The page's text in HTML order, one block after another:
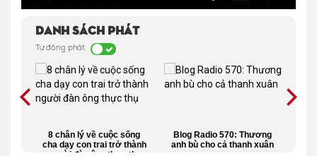
Danh sách phát
Tự động phát
8 chân lý về cuộc sống
cha dạy con trai trở thành
Blog Radio 570: Thương
anh bù cho cả thanh xuân